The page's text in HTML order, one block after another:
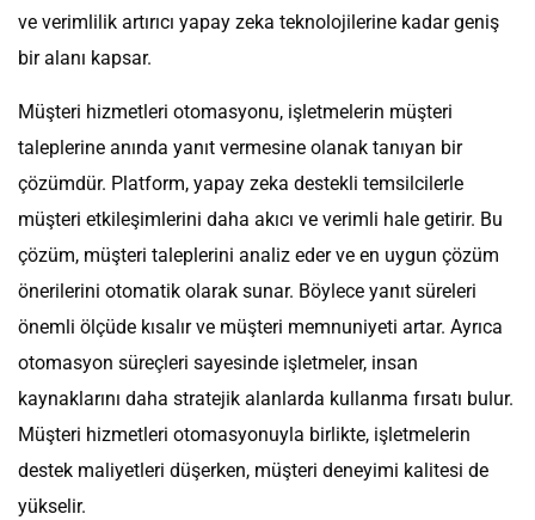
ve verimlilik artırıcı yapay zeka teknolojilerine kadar geniş
bir alanı kapsar.
Müşteri hizmetleri otomasyonu, işletmelerin müşteri
taleplerine anında yanıt vermesine olanak tanıyan bir
çözümdür. Platform, yapay zeka destekli temsilcilerle
müşteri etkileşimlerini daha akıcı ve verimli hale getirir. Bu
çözüm, müşteri taleplerini analiz eder ve en uygun çözüm
önerilerini otomatik olarak sunar. Böylece yanıt süreleri
önemli ölçüde kısalır ve müşteri memnuniyeti artar. Ayrıca
otomasyon süreçleri sayesinde işletmeler, insan
kaynaklarını daha stratejik alanlarda kullanma fırsatı bulur.
Müşteri hizmetleri otomasyonuyla birlikte, işletmelerin
destek maliyetleri düşerken, müşteri deneyimi kalitesi de
yükselir.